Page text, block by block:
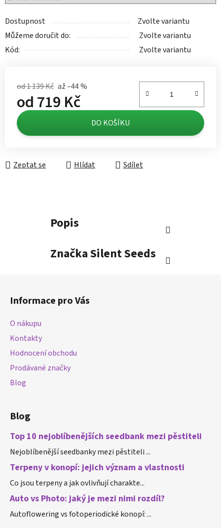
Dostupnost
Zvolte variantu
Můžeme doručit do:
Zvolte variantu
Kód:
Zvolte variantu
od 1 139 Kč až –44 %
od719 Kč
Měrná cena: DO KOŠÍKU
Zeptat se Hlídat Sdílet
Popis
ZnačkaSilent Seeds
Informace pro Vás
O nákupu
Kontakty
Hodnocení obchodu
Prodávané značky
Blog
Blog
Top 10 nejoblíbenějších seedbank mezi pěstiteli
Nejoblíbenější seedbanky mezi pěstiteli ...
Terpeny v konopí: jejich význam a vlastnosti
Co jsou terpeny a jak ovlivňují charakte...
Auto vs Photo: jaký je mezi nimi rozdíl?
Autoflowering vs fotoperiodické konopí: ...